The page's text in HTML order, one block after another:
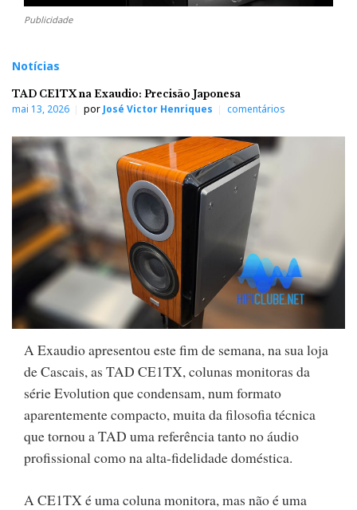
Publicidade
Notícias
TAD CE1TX na Exaudio: Precisão Japonesa
mai 13, 2026 por José Victor Henriques comentários
A Exaudio apresentou este fim de semana, na sua loja
de Cascais, as TAD CE1TX, colunas monitoras da
série Evolution que condensam, num formato
aparentemente compacto, muita da filosofia técnica
que tornou a TAD uma referência tanto no áudio
profissional como na alta-fidelidade doméstica.
A CE1TX é uma coluna monitora, mas não é uma